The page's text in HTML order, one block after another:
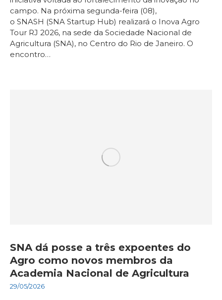
campo. Na próxima segunda-feira (08),
o SNASH (SNA Startup Hub) realizará o Inova Agro
Tour RJ 2026, na sede da Sociedade Nacional de
Agricultura (SNA), no Centro do Rio de Janeiro. O
encontro…
SNA dá posse a três expoentes do
Agro como novos membros da
Academia Nacional de Agricultura
29/05/2026